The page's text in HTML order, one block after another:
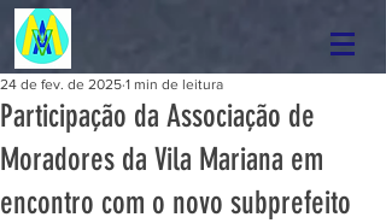
Participação da Associação de
Moradores da Vila Mariana em
encontro com o novo subprefeito
24 de fev. de 2025 1 min de leitura